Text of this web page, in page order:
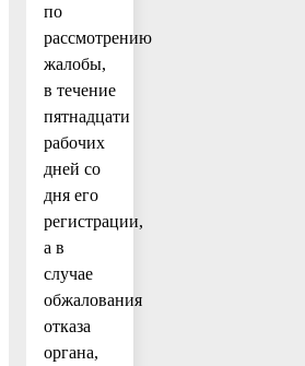
по
рассмотрению
жалобы,
в течение
пятнадцати
рабочих
дней со
дня его
регистрации,
а в
случае
обжалования
отказа
органа,